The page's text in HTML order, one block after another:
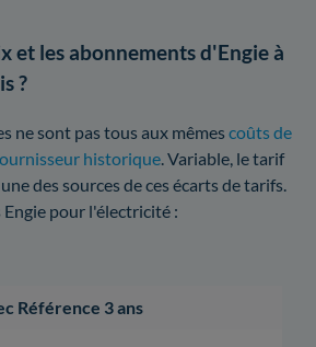
et les abonnements d'Engie à
?
ne sont pas tous aux mêmes coûts de
historique. Variable, le tarif
des sources de ces écarts de tarifs.
pour l'électricité :
Référence 3 ans